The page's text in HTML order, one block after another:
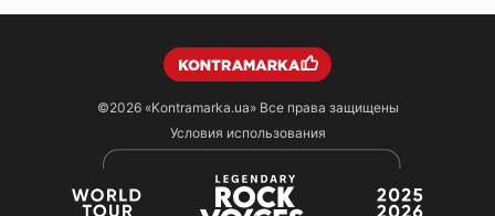
©2026 «Kontramarka.ua»Все права защищены
Условия использования